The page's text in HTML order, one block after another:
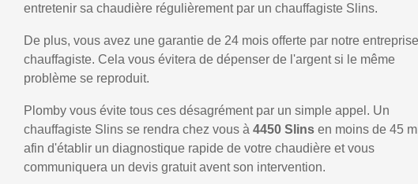
entretenir sa chaudière régulièrement par un chauffagiste Slins.
De plus, vous avez une garantie de 24 mois offerte par notre entreprise
chauffagiste. Cela vous évitera de dépenser de l'argent si le même
problème se reproduit.
Plomby vous évite tous ces désagrément par un simple appel. Un
chauffagiste Slins se rendra chez vous à 4450 Slins en moins de 45
afin d'établir un diagnostique rapide de votre chaudière et vous
communiquera un devis gratuit avent son intervention.